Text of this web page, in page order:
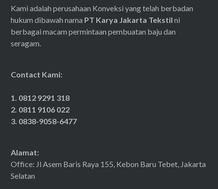
Kami adalah perusahaan Konveksi yang telah berbadan
hukum dibawah nama PT Karya Jakarta Tekstilni
berbagai macam permintaan pembuatan baju dan
seragam.
Contact Kami:
1. 0812 9291 318
2. 0811 9106 022
3. 0838-9058-6477
Alamat:
Office: Jl Asem Baris Raya 155, Kebon Baru Tebet, Jakarta
Selatan